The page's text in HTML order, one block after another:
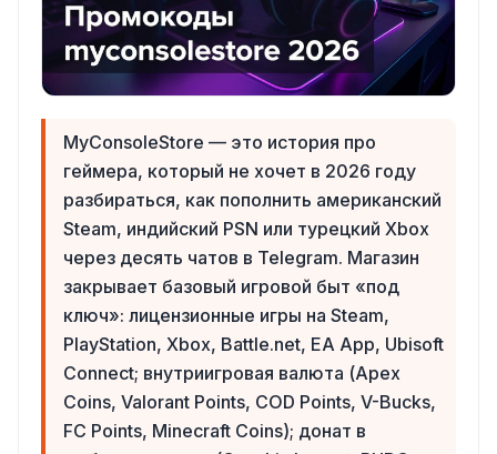
MyConsoleStore — это история про
геймера, который не хочет в 2026 году
разбираться, как пополнить американский
Steam, индийский PSN или турецкий Xbox
через десять чатов в Telegram. Магазин
закрывает базовый игровой быт «под
ключ»: лицензионные игры на Steam,
PlayStation, Xbox, Battle.net, EA App, Ubisoft
Connect; внутриигровая валюта (Apex
Coins, Valorant Points, COD Points, V-Bucks,
FC Points, Minecraft Coins); донат в